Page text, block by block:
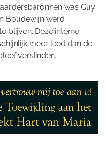
was Guy
Boudewijn werd
blijven. Deze interne
meer leed dan de
verslinden.